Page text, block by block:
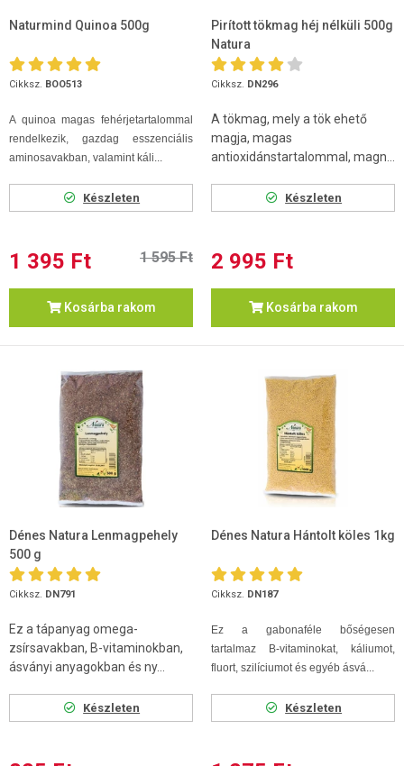
Naturmind Quinoa 500g
Cikksz. BOO513
A quinoa magas fehérjetartalommal
rendelkezik, gazdag esszenciális
aminosavakban, valamint káli...
Készleten
1 395 Ft 1 595 Ft
Kosárba rakom
Pirított tökmag héj nélküli 500g
Natura
Cikksz. DN296
A tökmag, mely a tök ehető
magja, magas
antioxidánstartalommal, magn...
Készleten
2 995 Ft
Kosárba rakom
Dénes Natura Lenmagpehely
500 g
Cikksz. DN791
Ez a tápanyag omega-
zsírsavakban, B-vitaminokban,
ásványi anyagokban és ny...
Készleten
Dénes Natura Hántolt köles 1kg
Cikksz. DN187
Ez a gabonaféle bőségesen
tartalmaz B-vitaminokat, káliumot,
fluort, szilíciumot és egyéb ásvá...
Készleten